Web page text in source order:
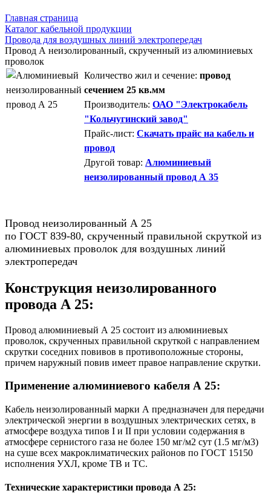
Главная страница
Каталог кабельной продукции
Провода для воздушных линий электропередач
Провод А неизолированный, скрученный из алюминиевых
проволок
Количество жил и сечение: провод
сечением 25 кв.мм
Производитель: ОАО "Электрокабель
"Кольчугинский завод"
Прайс-лист: Скачать прайс на кабель и
провод
Другой товар: Алюминиевый
неизолированный провод А 35
Провод неизолированный А 25
по ГОСТ 839-80, скрученный правильной скруткой из
алюминиевых проволок для воздушных линий
электропередач
Конструкция неизолированного
провода А 25:
Провод алюминиевый А 25 состоит из алюминиевых
проволок, скрученных правильной скруткой с направлением
скрутки соседних повивов в противоположные стороны,
причем наружный повив имеет правое направление скрутки.
Применение алюминиевого кабеля А 25:
Кабель неизолированный марки А предназначен для передачи
электрической энергии в воздушных электрических сетях, в
атмосфере воздуха типов I и II при условии содержания в
атмосфере сернистого газа не более 150 мг/м2 сут (1.5 мг/м3)
на суше всех макроклиматических районов по ГОСТ 15150
исполнения УХЛ, кроме ТВ и ТС.
Технические характеристики провода А 25: